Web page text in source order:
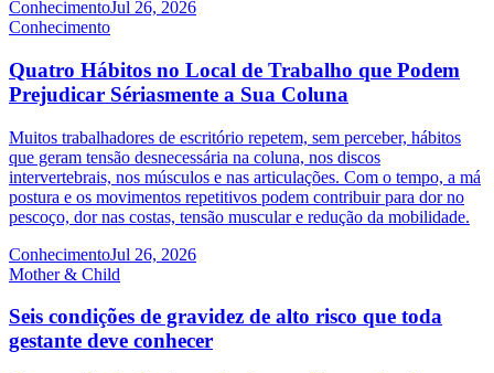
ConhecimentoJul 26, 2026
Conhecimento
Quatro Hábitos no Local de Trabalho que Podem
Prejudicar Sériasmente a Sua Coluna
Muitos trabalhadores de escritório repetem, sem perceber, hábitos
que geram tensão desnecessária na coluna, nos discos
intervertebrais, nos músculos e nas articulações. Com o tempo, a má
postura e os movimentos repetitivos podem contribuir para dor no
pescoço, dor nas costas, tensão muscular e redução da mobilidade.
ConhecimentoJul 26, 2026
Mother & Child
Seis condições de gravidez de alto risco que toda
gestante deve conhecer